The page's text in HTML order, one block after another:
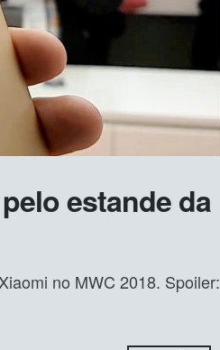
estande da
no MWC 2018. Spoiler: